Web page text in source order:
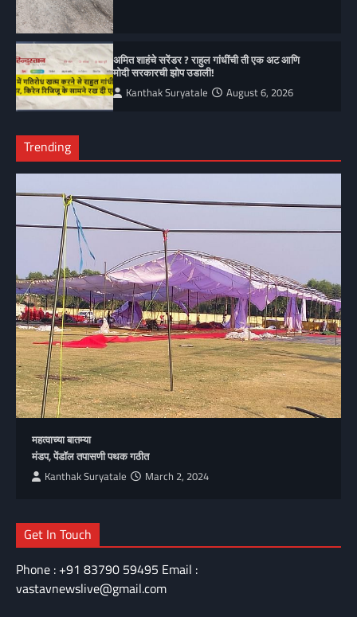
अमित शाहंचे सरेंडर ? राहुल गांधींची ती एक अट आणि
मोदी सरकारची झोप उडाली!
Kanthak Suryatale August 6, 2026
Trending
महत्वाच्या बातम्या
मंडप, पेंडॉल तपासणी पथक गठीत
Kanthak Suryatale March 2, 2024
Get In Touch
Phone : +91 83790 59495 Email :
vastavnewslive@gmail.com